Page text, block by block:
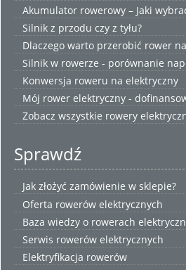
Akumulator rowerowy – Jaki
Silnik z przodu czy z tyłu?
Dlaczego warto przerobić rower
Silnik w rowerze - porównanie
Konwersja roweru na elektryczny
Mój rower elektryczny -
Zobacz wszystkie rowery
Sprawdź
Jak złożyć zamówienie w sklepie?
Oferta rowerów elektrycznych
Baza wiedzy o rowerach
Serwis rowerów elektrycznych
Elektryfikacja rowerów